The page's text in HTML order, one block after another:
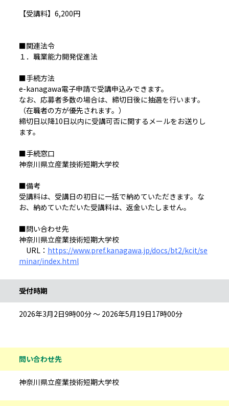
【受講料】6,200円
■関連法令
１．職業能力開発促進法
■手続方法
e-kanagawa電子申請で受講申込みできます。
なお、応募者多数の場合は、締切日後に抽選を行います。
（在職者の方が優先されます。）
締切日以降10日以内に受講可否に関するメールをお送りし
ます。
■手続窓口
神奈川県立産業技術短期大学校
■備考
受講料は、受講日の初日に一括で納めていただきます。な
お、納めていただいた受講料は、返金いたしません。
■問い合わせ先
神奈川県立産業技術短期大学校
URL： https://www.pref.kanagawa.jp/docs/bt2/kcit/se
minar/index.html
受付時期
2026年3月2日9時00分 ～ 2026年5月19日17時00分
問い合わせ先
神奈川県立産業技術短期大学校